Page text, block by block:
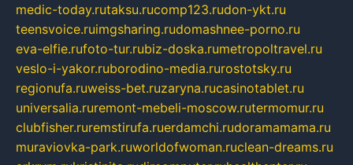
medic-today.rutaksu.rucomp123.rudon-ykt.ru
teensvoice.ruimgsharing.rudomashnee-porno.ru
eva-elfie.rufoto-tur.rubiz-doska.rumetropoltravel.ru
veslo-i-yakor.ruborodino-media.rurostotsky.ru
regionufa.ruweiss-bet.ruzaryna.rucasinotablet.ru
universalia.ruremont-mebeli-moscow.rutermomur.ru
clubfisher.ruremstirufa.ruerdamchi.rudoramamama.ru
muraviovka-park.ruworldofwoman.ruclean-dreams.ru